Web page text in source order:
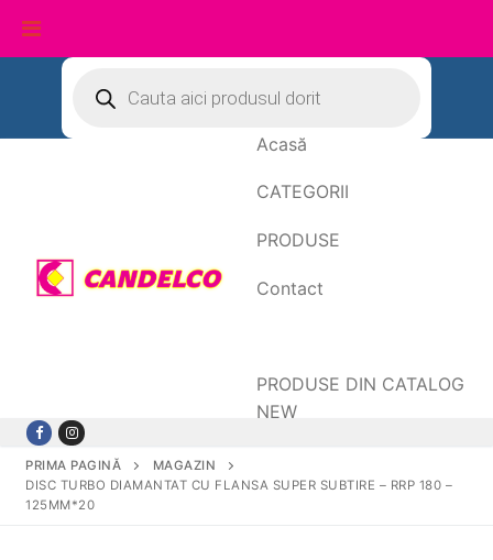
conținut
search
Acasă
CATEGORII
PRODUSE
Contact
PRODUSE DIN CATALOG
NEW
PRIMA PAGINĂ
MAGAZIN
DISC TURBO DIAMANTAT CU FLANSA SUPER SUBTIRE – RRP 180 –
125MM*20